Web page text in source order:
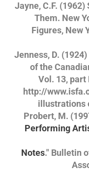
Jayne, C.F. (1962)
Them. New
Figures, New
Jenness, D.
of the
Vol. 13, part
http://
illustrations
Probert, M.
Performing
Notes." Bulletin